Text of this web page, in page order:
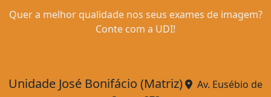
Quer a melhor qualidade nos seus exames de imagem?
Conte com a UDI!
Unidade José Bonifácio (Matriz)
Av. Eusébio de